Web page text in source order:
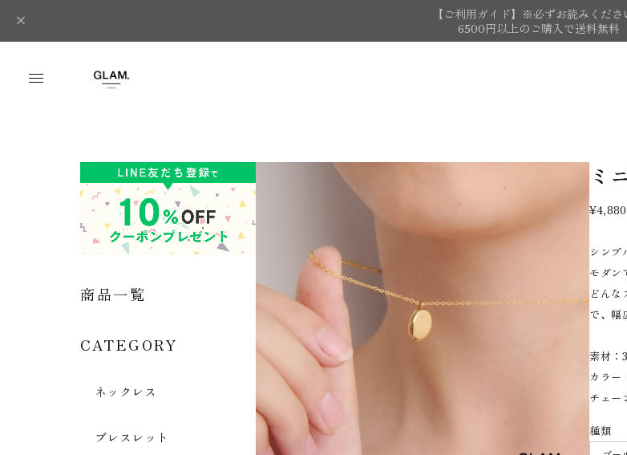
【ご利用ガイド】※必ずお読みくださ
6500円以上のご購入で送料無料
商品一覧
CATEGORY
ネックレス
ブレスレット
ミ
¥4,880
シンプ
モダン
どんな
で、幅
素材：
カラー
チェー
種類